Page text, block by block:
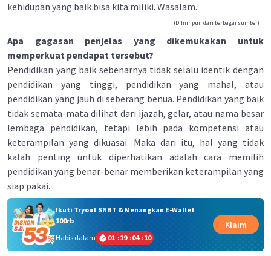
kehidupan yang baik bisa kita miliki. Wasalam.
(Dihimpun dari berbagai sumber)
Apa gagasan penjelas yang dikemukakan untuk
memperkuat pendapat tersebut?
Pendidikan yang baik sebenarnya tidak selalu identik dengan
pendidikan yang tinggi, pendidikan yang mahal, atau
pendidikan yang jauh di seberang benua. Pendidikan yang baik
tidak semata-mata dilihat dari ijazah, gelar, atau nama besar
lembaga pendidikan, tetapi lebih pada kompetensi atau
keterampilan yang dikuasai. Maka dari itu, hal yang tidak
kalah penting untuk diperhatikan adalah cara memilih
pendidikan yang benar-benar memberikan keterampilan yang
siap pakai.
Ikuti Tryout SNBT & Menangkan E-Wallet
100rb
Habis dalam
01 :19 :04 :09
Klaim